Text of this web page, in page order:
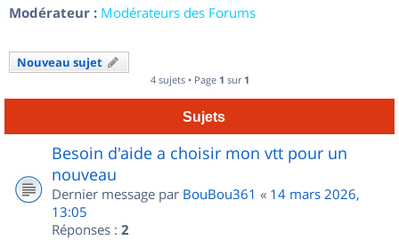
Modérateur : Modérateurs des Forums
Nouveau sujet
4 sujets • Page 1 sur 1
Sujets
Besoin d'aide a choisir mon vtt pour un
nouveau
Dernier message par BouBou361 « 14 mars 2026,
13:05
Réponses : 2